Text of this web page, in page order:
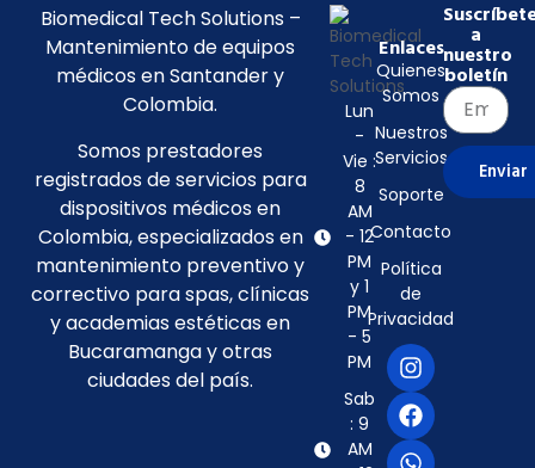
Biomedical Tech Solutions –
Mantenimiento de equipos
médicos en Santander y
Colombia.
Somos prestadores
registrados de servicios para
dispositivos médicos en
Colombia, especializados en
mantenimiento preventivo y
correctivo para spas, clínicas
y academias estéticas en
Bucaramanga y otras
ciudades del país.
Lun
-
Vie :
8
AM
- 12
PM
y 1
PM
- 5
PM
Sab
: 9
AM
Enlaces
Quienes
Somos
Nuestros
Servicios
Soporte
Contacto
Política
de
Privacidad
a
nuestro
boletín
Enviar